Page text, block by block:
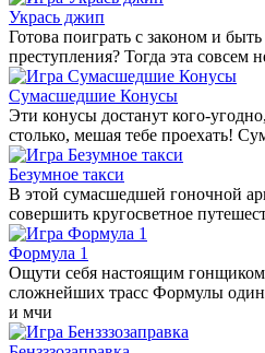
Укрась джип
Готова поиграть с законом и
преступления? Тогда эта совсем
Сумасшедшие Конусы
Эти конусы достанут кого-
столько, мешая тебе проехать!
Безумное такси
В этой сумасшедшей гоночной
совершить кругосветное
Формула 1
Ощути себя настоящим
сложнейших трасс Формулы
и мчи